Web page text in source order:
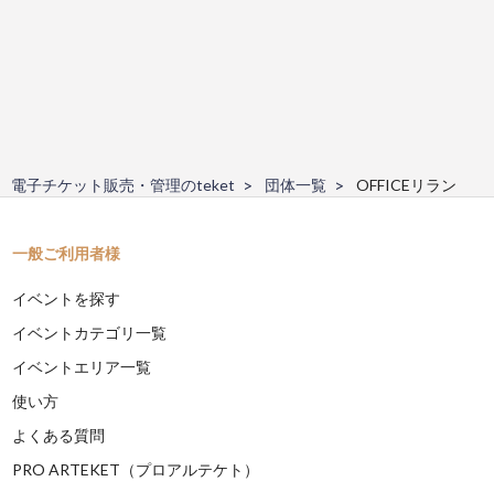
電子チケット販売・管理のteket 団体一覧 OFFICEリラン
一般ご利用者様
イベントを探す
イベントカテゴリ一覧
イベントエリア一覧
使い方
よくある質問
PRO ARTEKET（プロアルテケト）